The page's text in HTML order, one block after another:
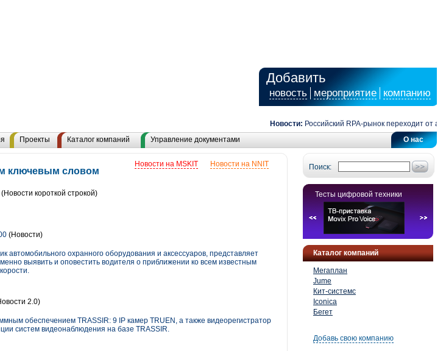
Добавить
новость мероприятие компанию
Новости: Российский RPA-рынок переходит от
О нас
Проекты Каталог компаний Управление документами
Поиск:
Тесты цифровой техники
Каталог компаний
Мегаплан
Jume
Кит-системс
Iconica
Бегет
Добавь свою компанию
Новости на NNIT
Новости на MSKIT
ключевым словом
(Новости короткой строкой)
(Новости)
автомобильного охранного оборудования и аксессуаров, представляет
выявить и оповестить водителя о приближении ко всем известным
2.0)
обеспечением TRASSIR: 9 IP камер TRUEN, а также видеорегистратор
систем видеонаблюдения на базе TRASSIR.